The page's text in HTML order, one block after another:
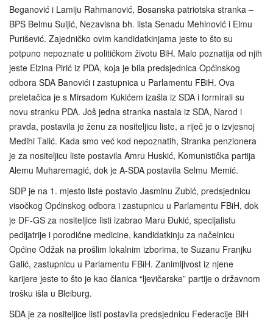
Beganović i Lamiju Rahmanović, Bosanska patriotska stranka –
BPS Belmu Suljić, Nezavisna bh. lista Senadu Mehinović i Elmu
Purišević. Zajedničko ovim kandidatkinjama jeste to što su
potpuno nepoznate u političkom životu BiH. Malo poznatija od njih
jeste Elzina Pirić iz PDA, koja je bila predsjednica Općinskog
odbora SDA Banovići i zastupnica u Parlamentu FBiH. Ova
preletačica je s Mirsadom Kukićem izašla iz SDA i formirali su
novu stranku PDA. Još jedna stranka nastala iz SDA, Narod i
pravda, postavila je ženu za nositeljicu liste, a riječ je o izvjesnoj
Medihi Talić. Kada smo već kod nepoznatih, Stranka penzionera
je za nositeljicu liste postavila Amru Huskić, Komunistička partija
Alemu Muharemagić, dok je A-SDA postavila Selmu Memić.
SDP je na 1. mjesto liste postavio Jasminu Zubić, predsjednicu
visočkog Općinskog odbora i zastupnicu u Parlamentu FBiH, dok
je DF-GS za nositeljice listi izabrao Maru Đukić, specijalistu
pedijatrije i porodične medicine, kandidatkinju za načelnicu
Općine Odžak na prošlim lokalnim izborima, te Suzanu Franjku
Galić, zastupnicu u Parlamentu FBiH. Zanimljivost iz njene
karijere jeste to što je kao članica “ljevičarske” partije o državnom
trošku išla u Bleiburg.
SDA je za nositeljice listi postavila predsjednicu Federacije BiH